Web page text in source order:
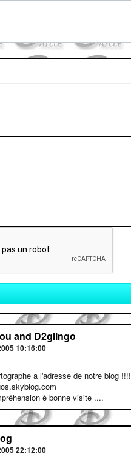
and D2glingo
10:16:00
a l'adresse de notre blog !!!!
é bonne visite ....
22:12:00